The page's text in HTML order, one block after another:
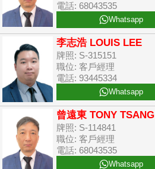
電話: 68043535
Whatsapp
李志浩 LOUIS LEE
牌照: S-315151
職位: 客戶經理
電話: 93445334
Whatsapp
曾遠東 TONY TSANG
牌照: S-114841
職位: 客戶經理
電話: 68043535
Whatsapp